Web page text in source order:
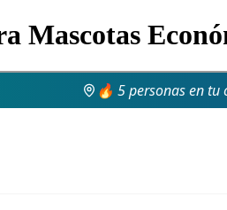
Mascotas